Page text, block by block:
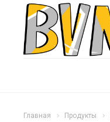
Главная Продукты